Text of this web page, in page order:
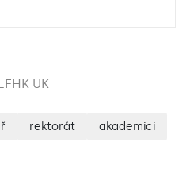
UK
rektorát akademici